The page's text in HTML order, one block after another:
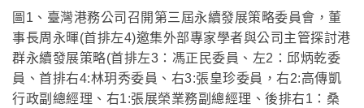
圖1、臺灣港務公司召開第三屆永續發展策略委員會，董
事長周永暉(首排左4)邀集外部專家學者與公司主管探討港
群永續發展策略(首排左3：馮正民委員、左2：邱炳乾委
員、首排右4:林玥秀委員、右3:張皇珍委員，右2:高傳凱
行政副總經理、右1:張展榮業務副總經理、後排右1：桑